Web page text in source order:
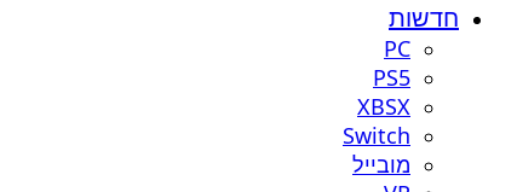
חדשות
PC
PS5
XBSX
Switch
מובייל